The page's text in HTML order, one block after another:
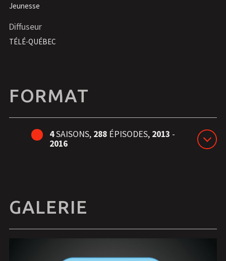
Jeunesse
Diffuseur
TÉLÉ-QUÉBEC
FORMAT
4SAISONS, 288 ÉPISODES, 2013 -
2016
GALERIE